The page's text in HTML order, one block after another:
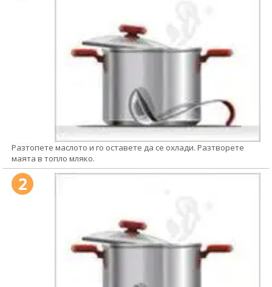
Разтопете маслото и го оставете да се охлади. Разтворете
маята в топло мляко.
2